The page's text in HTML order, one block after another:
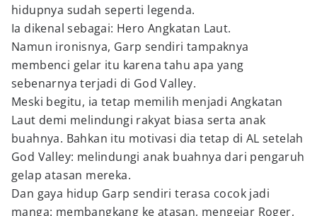
hidupnya sudah seperti legenda.
Ia dikenal sebagai: Hero Angkatan Laut.
Namun ironisnya, Garp sendiri tampaknya
membenci gelar itu karena tahu apa yang
sebenarnya terjadi di God Valley.
Meski begitu, ia tetap memilih menjadi Angkatan
Laut demi melindungi rakyat biasa serta anak
buahnya. Bahkan itu motivasi dia tetap di AL setelah
God Valley: melindungi anak buahnya dari pengaruh
gelap atasan mereka.
Dan gaya hidup Garp sendiri terasa cocok jadi
manga: membangkang ke atasan, mengejar Roger,